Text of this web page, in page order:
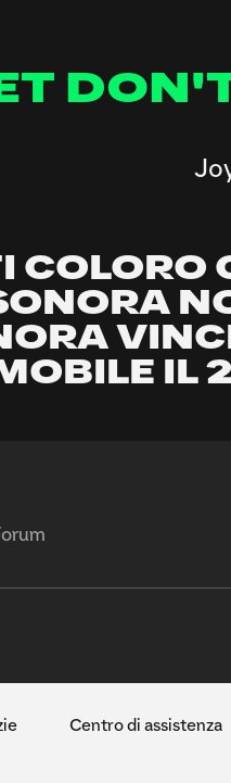
COLORO
MOBILE IL